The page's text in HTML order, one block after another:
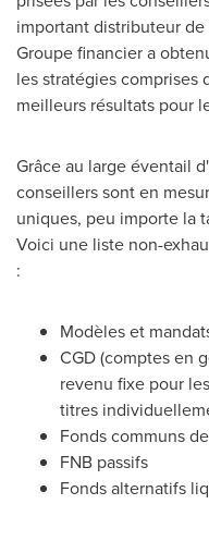
important distributeur
Groupe financier a
les stratégies comprises
meilleurs résultats pour
Grâce au large éventail
conseillers sont en
uniques, peu importe la
Voici une liste non-
:
Modèles et
CGD (comptes en
revenu fixe pour
titres
Fonds communs
FNB passifs
Fonds alternatifs